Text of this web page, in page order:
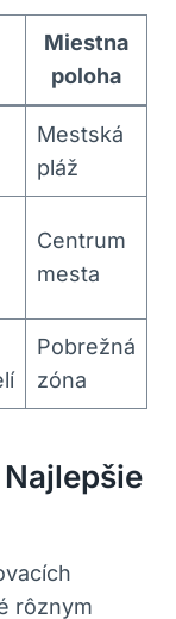
Miestna
poloha
Mestská
pláž
Centrum
mesta
Pobrežná
zóna
rôznym